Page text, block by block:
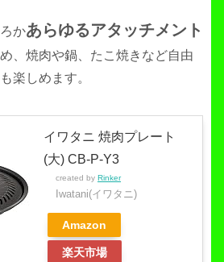
かあらゆるアタッチメント
、焼肉や鍋、たこ焼きなど自由
楽しめます。
イワタニ 焼肉プレート
(大) CB-P-Y3
created by Rinker
Iwatani(イワタニ)
Amazon
楽天市場